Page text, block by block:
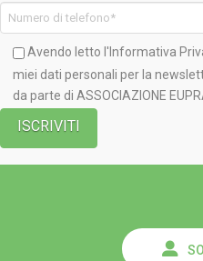
Avendo letto l'Informativa
miei dati personali per la
da parte di ASSOCIAZIONE